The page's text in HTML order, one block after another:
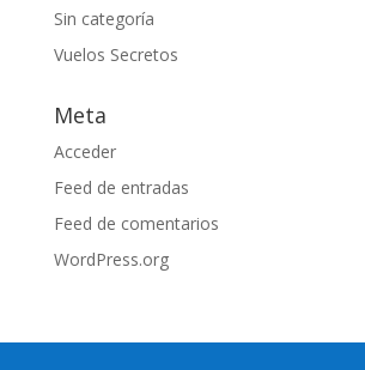
Sin categoría
Vuelos Secretos
Meta
Acceder
Feed de entradas
Feed de comentarios
WordPress.org